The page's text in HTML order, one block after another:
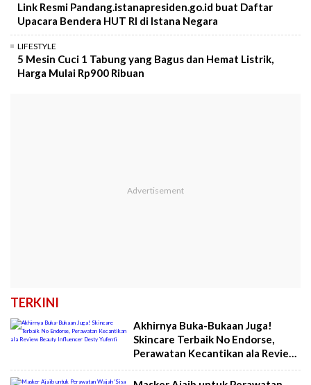
Link Resmi Pandang.istanapresiden.go.id buat Daftar
Upacara Bendera HUT RI di Istana Negara
LIFESTYLE
5 Mesin Cuci 1 Tabung yang Bagus dan Hemat Listrik,
Harga Mulai Rp900 Ribuan
TERKINI
Akhirnya Buka-Bukaan Juga!
Skincare Terbaik No Endorse,
Perawatan Kecantikan ala Review
Beauty Influencer Desty Yufenti